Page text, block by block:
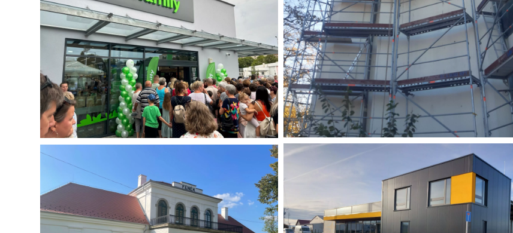
Ajka-Tósokberénd- Katolikus templom
tetőfelújítás
Székesfehérvár helyi termelői vásár-, piac-
és közösségi tér